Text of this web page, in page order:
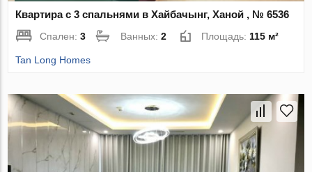
Квартира с 3 спальнями в Хайбачынг, Ханой , № 6536
Спален:3 Ванных:2 Площадь: 115 м²
Tan Long Homes